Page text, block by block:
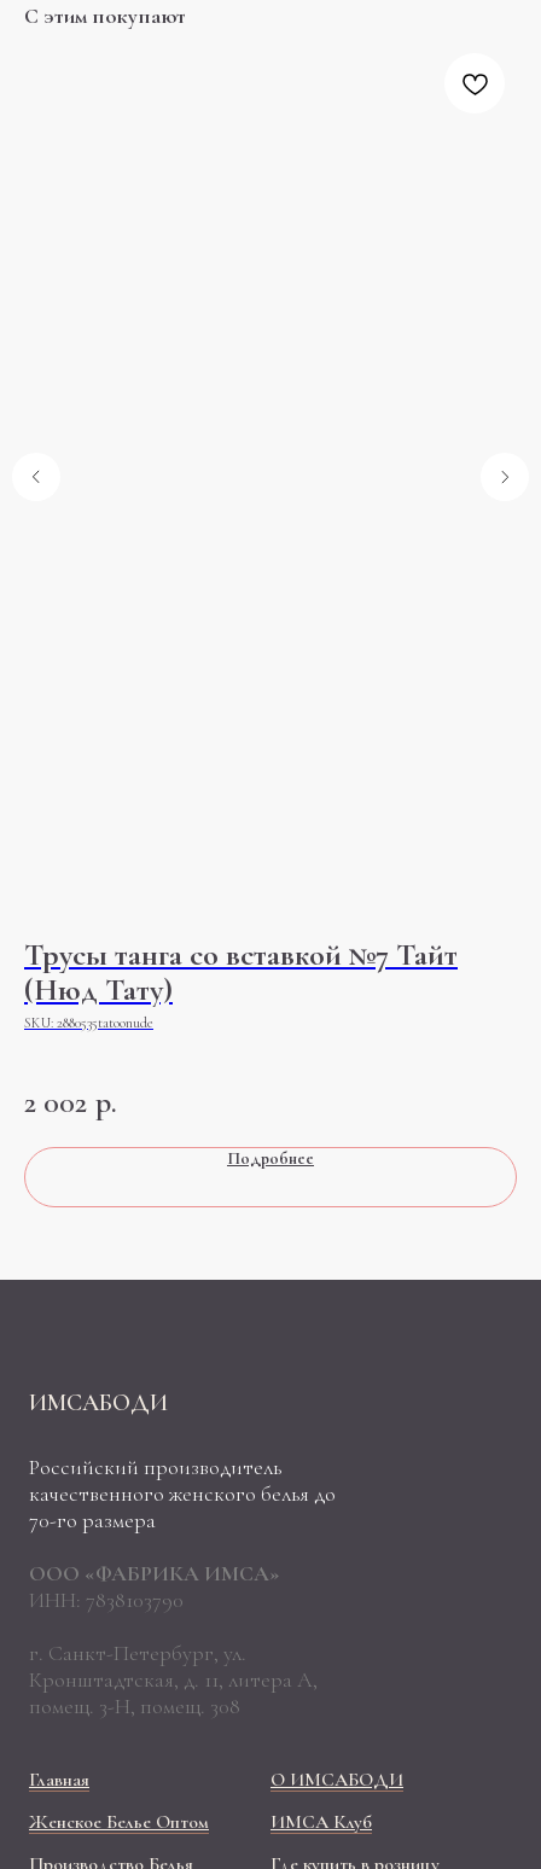
С этим покупают
Трусы танга со вставкой №7 Тайт
(Нюд Тату)
SKU: 2880535tatoonude
2 002 р.
Подробнее
ИМСАБОДИ
Российский производитель
качественного женского белья до
70-го размера
ООО «ФАБРИКА ИМСА»
ИНН: 7838103790
г. Санкт-Петербург, ул.
Кронштадтская, д. 11, литера А,
помещ. 3-Н, помещ. 308
Главная
Женское Белье Оптом
Производство Белья
О ИМСАБОДИ
ИМСА Клуб
Где купить в розницу